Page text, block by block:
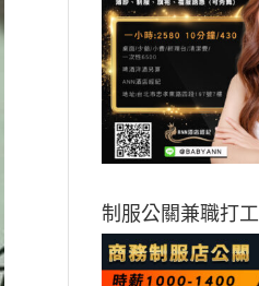
制服公關兼職打工